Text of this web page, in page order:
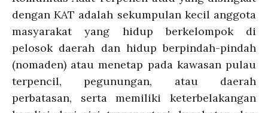
dengan KAT adalah sekumpulan kecil anggota
masyarakat yang hidup berkelompok di
pelosok daerah dan hidup berpindah-pindah
(nomaden) atau menetap pada kawasan pulau
terpencil, pegunungan, atau daerah
perbatasan, serta memiliki keterbelakangan